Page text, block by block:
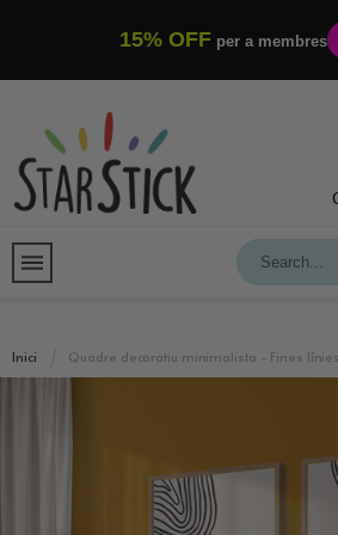
15% OFF per a membres
Inici Quadre decoratiu minimalista - Fines